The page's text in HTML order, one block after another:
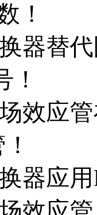
！
器替
！
效应
器应